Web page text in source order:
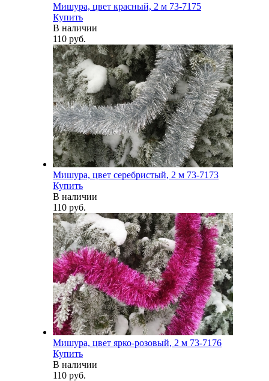
Мишура, цвет красный, 2 м 73-7175
Купить
В наличии
110 руб.
Мишура, цвет серебристый, 2 м 73-7173
Купить
В наличии
110 руб.
Мишура, цвет ярко-розовый, 2 м 73-7176
Купить
В наличии
110 руб.